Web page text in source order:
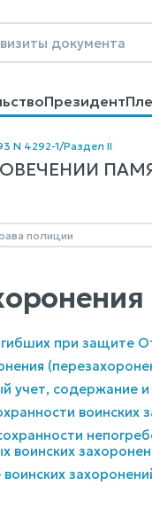
Президент
КонтактыПомощь
N 4292-1/Раздел II
при защите
учет, содержание
воинских
воинских